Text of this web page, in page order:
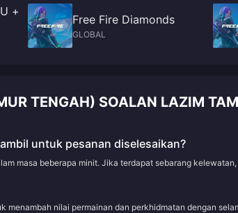
+
Free Fire Diamonds
GLOBAL
TENGAH) SOALAN LAZIM
untuk pesanan diselesaikan?
masa beberapa minit. Jika terdapat sebarang
menambah nilai permainan dan perkhidmatan dengan